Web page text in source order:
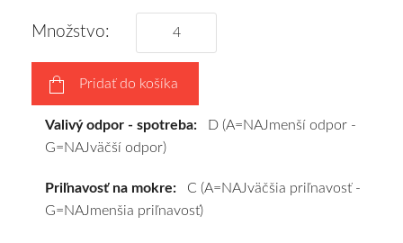
a
pošleme
zadarmo.
Množstvo:
Pridať do košíka
Valivý odpor - spotreba: D (A=NAJmenší odpor -
G=NAJväčší odpor)
Priľnavosť na mokre: C (A=NAJväčšia priľnavosť -
G=NAJmenšia priľnavosť)